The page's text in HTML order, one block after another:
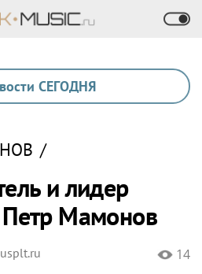
СЕГОДНЯ
/
и лидер
Мамонов
14